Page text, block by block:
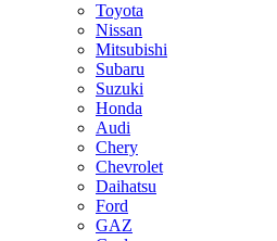
Toyota
Nissan
Mitsubishi
Subaru
Suzuki
Honda
Audi
Chery
Chevrolet
Daihatsu
Ford
GAZ